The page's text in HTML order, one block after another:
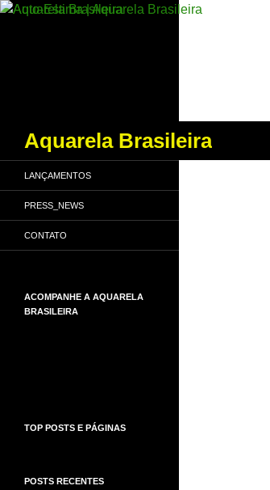
Aquarela Brasileira
LANÇAMENTOS
PRESS_NEWS
CONTATO
ACOMPANHE A AQUARELA
BRASILEIRA
TOP POSTS E PÁGINAS
POSTS RECENTES